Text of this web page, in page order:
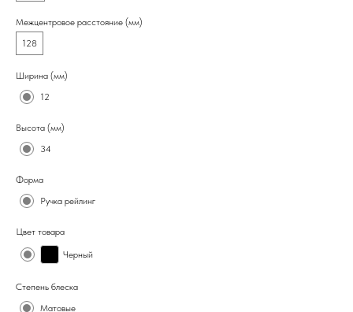
Межцентровое расстояние (мм)
128
Ширина (мм)
12
Высота (мм)
34
Форма
Ручка рейлинг
Цвет товара
Черный
Степень блеска
Матовые